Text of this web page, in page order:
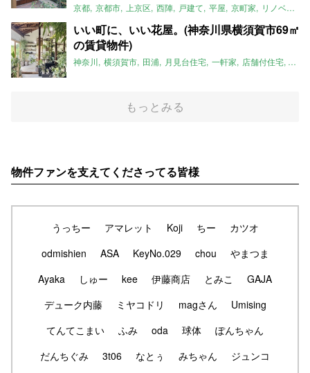
京都 京都市 上京区 西陣 戸建て 平屋 京町家 リノベーション
いい町に、いい花屋。(神奈川県横須賀市69㎡
の賃貸物件)
神奈川 横須賀市 田浦 月見台住宅 一軒家 店舗付住宅 食住
もっとみる
物件ファンを支えてくださってる皆様
うっちー アマレット Koji ちー
カツオ
odmishien
ASA KeyNo.029 chou
やまつま
Ayaka
しゅー kee 伊藤商店 とみこ
GAJA
デューク内藤
ミヤコドリ magさん
Umising
てんてこまい
ふみ oda 球体
ぽんちゃん
だんちぐみ
3t06 なとぅ みちゃん
ジュンコ